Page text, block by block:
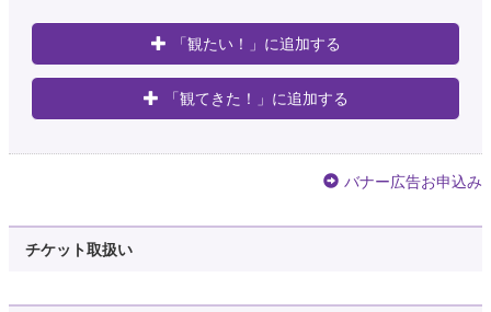
「観たい！」に追加する
「観てきた！」に追加する
バナー広告お申込み
チケット取扱い